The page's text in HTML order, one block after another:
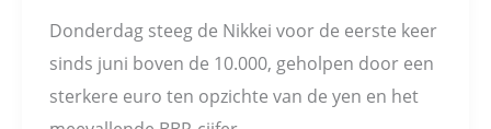
Donderdag steeg de Nikkei voor de eerste keer
sinds juni boven de 10.000, geholpen door een
sterkere euro ten opzichte van de yen en het
boven
de
10.000